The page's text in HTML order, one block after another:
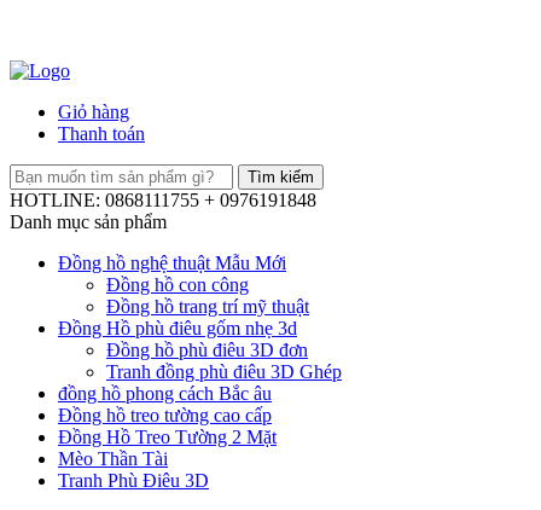
Giỏ hàng
Thanh toán
HOTLINE: 0868111755 + 0976191848
Danh mục sản phẩm
Đồng hồ nghệ thuật Mẫu Mới
Đồng hồ con công
Đồng hồ trang trí mỹ thuật
Đồng Hồ phù điêu gốm nhẹ 3d
Đồng hồ phù điêu 3D đơn
Tranh đồng phù điêu 3D Ghép
đồng hồ phong cách Bắc âu
Đồng hồ treo tường cao cấp
Đồng Hồ Treo Tường 2 Mặt
Mèo Thần Tài
Tranh Phù Điêu 3D